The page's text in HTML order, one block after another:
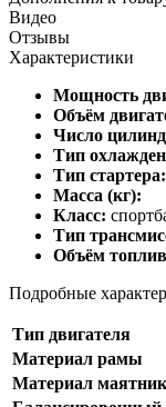
Видео
Отзывы
Характеристики
Мощность
Объём
Число
Тип
Тип стартера:
Масса (кг):
Класс:
Тип
Объём
Подробные
Тип двигателя
Материал рамы
Материал